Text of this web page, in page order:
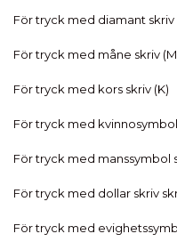
För tryck med diamant skriv
För tryck med måne skriv
För tryck med kors skriv (K)
För tryck med kvinnosymbol
För tryck med manssymbol
För tryck med dollar skriv
För tryck med